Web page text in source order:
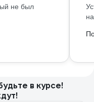
не был
в курсе!